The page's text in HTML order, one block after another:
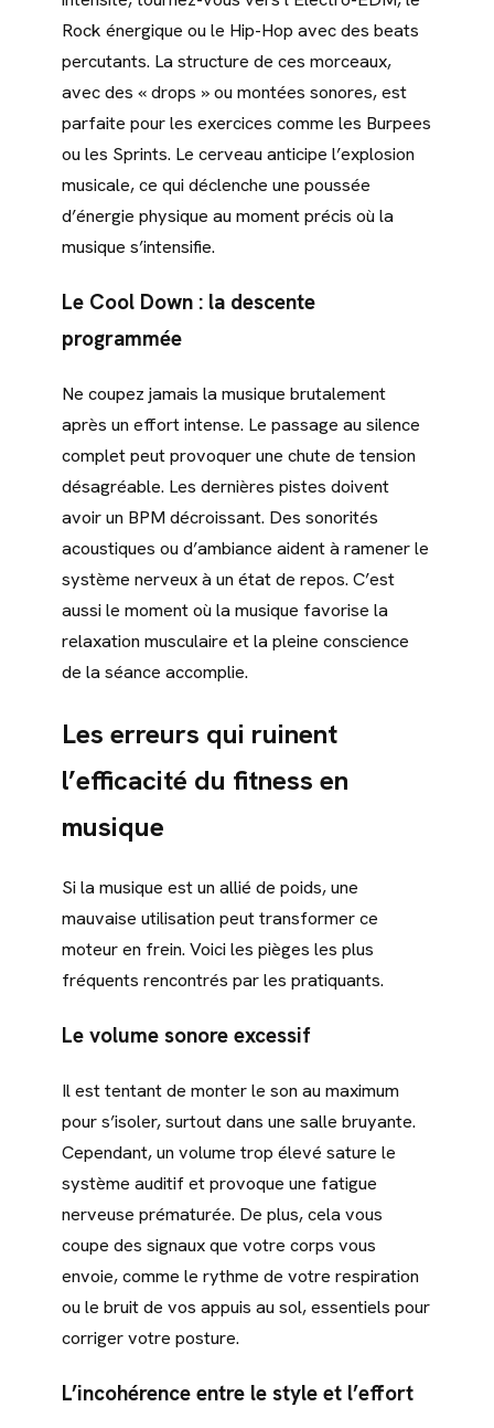
Rock énergique ou le Hip-Hop avec des beats
percutants. La structure de ces morceaux,
avec des « drops » ou montées sonores, est
parfaite pour les exercices comme les Burpees
ou les Sprints. Le cerveau anticipe l’explosion
musicale, ce qui déclenche une poussée
d’énergie physique au moment précis où la
musique s’intensifie.
Le Cool Down : la descente
programmée
Ne coupez jamais la musique brutalement
après un effort intense. Le passage au silence
complet peut provoquer une chute de tension
désagréable. Les dernières pistes doivent
avoir un BPM décroissant. Des sonorités
acoustiques ou d’ambiance aident à ramener le
système nerveux à un état de repos. C’est
aussi le moment où la musique favorise la
relaxation musculaire et la pleine conscience
de la séance accomplie.
Les erreurs qui ruinent
l’efficacité du fitness en
musique
Si la musique est un allié de poids, une
mauvaise utilisation peut transformer ce
moteur en frein. Voici les pièges les plus
fréquents rencontrés par les pratiquants.
Le volume sonore excessif
Il est tentant de monter le son au maximum
pour s’isoler, surtout dans une salle bruyante.
Cependant, un volume trop élevé sature le
système auditif et provoque une fatigue
nerveuse prématurée. De plus, cela vous
coupe des signaux que votre corps vous
envoie, comme le rythme de votre respiration
ou le bruit de vos appuis au sol, essentiels pour
corriger votre posture.
L’incohérence entre le style et l’effort